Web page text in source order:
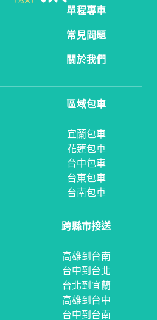
單程專車
常見問題
關於我們
區域包車
宜蘭包車
花蓮包車
台中包車
台東包車
台南包車
跨縣市接送
高雄到台南
台中到台北
台北到宜蘭
高雄到台中
台中到台南